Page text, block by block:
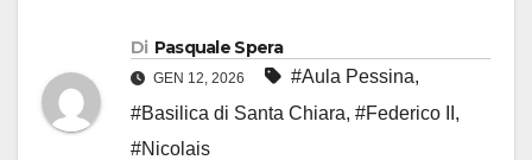
Di Pasquale Spera
GEN 12, 2026 #Aula Pessina,
#Basilica di Santa Chiara, #Federico II ,
#Nicolais